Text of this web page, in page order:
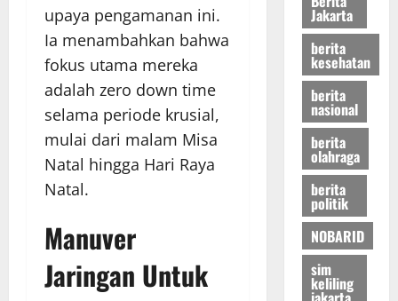
upaya pengamanan ini.
Ia menambahkan bahwa
fokus utama mereka
adalah zero down time
selama periode krusial,
mulai dari malam Misa
Natal hingga Hari Raya
Natal.
Manuver
Jaringan Untuk
Jakarta
berita
kesehatan
berita
nasional
berita
olahraga
berita
politik
NOBARID
sim
keliling